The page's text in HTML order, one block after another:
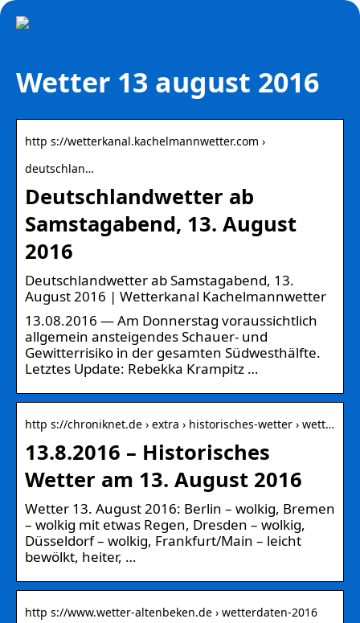
Wetter 13 august 2016
http s://wetterkanal.kachelmannwetter.com ›
deutschlan…
Deutschlandwetter ab
Samstagabend, 13. August
2016
Deutschlandwetter ab Samstagabend, 13.
August 2016 | Wetterkanal Kachelmannwetter
13.08.2016 — Am Donnerstag voraussichtlich
allgemein ansteigendes Schauer- und
Gewitterrisiko in der gesamten Südwesthälfte.
Letztes Update: Rebekka Krampitz …
http s://chroniknet.de › extra › historisches-wetter › wett…
13.8.2016 – Historisches
Wetter am 13. August 2016
Wetter 13. August 2016: Berlin – wolkig, Bremen
– wolkig mit etwas Regen, Dresden – wolkig,
Düsseldorf – wolkig, Frankfurt/Main – leicht
bewölkt, heiter, …
http s://www.wetter-altenbeken.de › wetterdaten-2016